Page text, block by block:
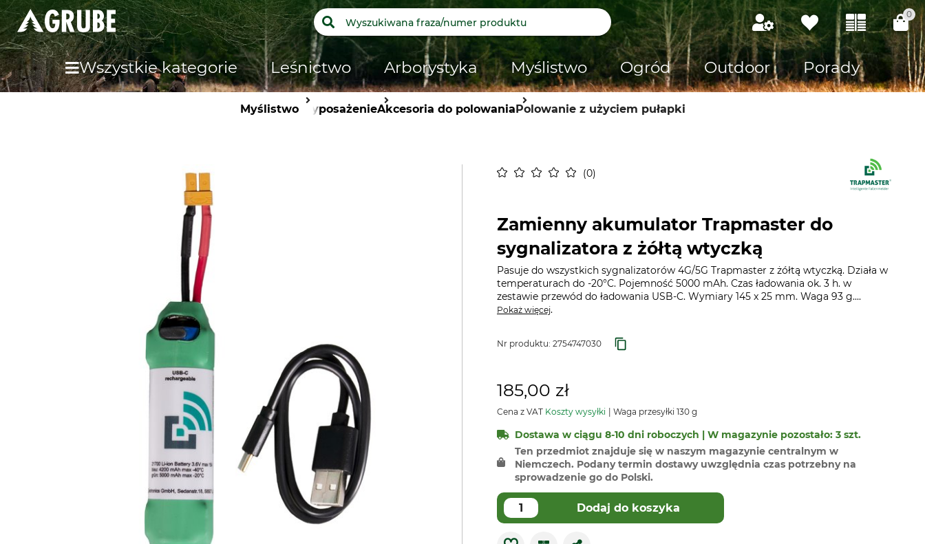
0
Wszystkie kategorie Leśnictwo Arborystyka Myślistwo Ogród Outdoor Porady
MyślistwoWyposażenieAkcesoria do polowaniaPolowanie z użyciem pułapki
0
Zamienny akumulator Trapmaster do
sygnalizatora z żółtą wtyczką
Pasuje do wszystkich sygnalizatorów 4G/5G Trapmaster z żółtą wtyczką. Działa w
temperaturach do -20°C. Pojemność 5000 mAh. Czas ładowania ok. 3 h. w
zestawie przewód do ładowania USB-C. Wymiary 145 x 25 mm. Waga 93 g....
Pokaż więcej.
Nr produktu: 2754747030
185,00 zł
Cena z VAT Koszty wysyłki Waga przesyłki 130 g
Dostawa w ciągu 8-10 dni roboczych | W magazynie pozostało: 3 szt.
Ten przedmiot znajduje się w naszym magazynie centralnym w
Niemczech. Podany termin dostawy uwzględnia czas potrzebny na
sprowadzenie go do Polski.
Dodaj do koszyka